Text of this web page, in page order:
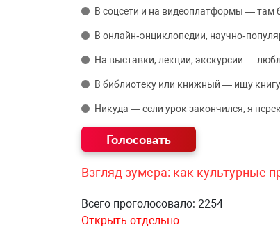
В соцсети и на видеоплатформы — там
В онлайн‑энциклопедии,
На выставки, лекции, экскурсии —
В библиотеку или книжный — ищу
Никуда — если урок закончился, я
Взгляд зумера: как культурные
Всего проголосовало: 2254
Открыть отдельно